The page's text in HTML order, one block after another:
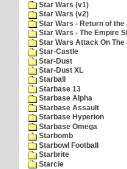
Star Wars (v1)
Star Wars (v2)
Star Wars - Return of
Star Wars - The Empire
Star Wars Attack On The
Star-Castle
Star-Dust
Star-Dust XL
Starball
Starbase 13
Starbase Alpha
Starbase Assault
Starbase Hyperion
Starbase Omega
Starbomb
Starbowl Football
Starbrite
Starcie